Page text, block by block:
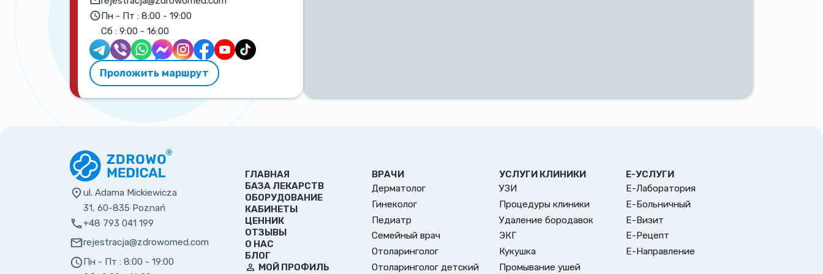
Пн - Пт :8:00 - 19:00
Сб :9:00 - 16:00
Проложить маршрут
ul. Adama Mickiewicza
31, 60-835 Poznań
+48 793 041 199
rejestracja@zdrowomed.com
Пн - Пт :8:00 - 19:00
ГЛАВНАЯ
БАЗА ЛЕКАРСТВ
ОБОРУДОВАНИЕ
КАБИНЕТЫ
ЦЕННИК
ОТЗЫВЫ
О НАС
БЛОГ
МОЙ ПРОФИЛЬ
ВРАЧИ
Дерматолог
Гинеколог
Педиатр
Семейный врач
Отоларинголог
Отоларинголог детский
УСЛУГИ КЛИНИКИ
УЗИ
Процедуры клиники
Удаление бородавок
ЭКГ
Кукушка
Промывание ушей
Е-УСЛУГИ
Е-Лаборатория
Е-Больничный
Е-Визит
Е-Рецепт
Е-Направление